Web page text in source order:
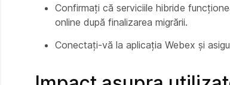
Confirmați că serviciile hibride
online după finalizarea migrării.
Conectați-vă la aplicația Webex și